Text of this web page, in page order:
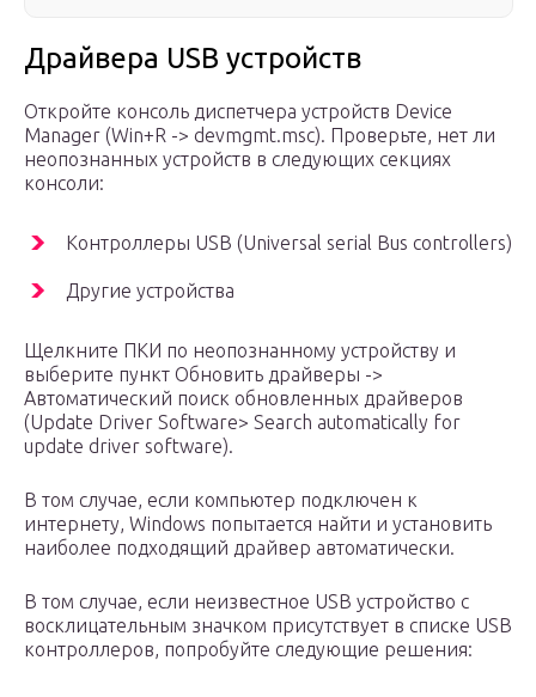
Драйвера USB устройств
Откройте консоль диспетчера устройств Device
Manager (Win+R -> devmgmt.msc). Проверьте, нет ли
неопознанных устройств в следующих секциях
консоли:
Контроллеры USB (Universal serial Bus controllers)
Другие устройства
Щелкните ПКИ по неопознанному устройству и
выберите пункт Обновить драйверы ->
Автоматический поиск обновленных драйверов
(Update Driver Software> Search automatically for
update driver software).
В том случае, если компьютер подключен к
интернету, Windows попытается найти и установить
наиболее подходящий драйвер автоматически.
В том случае, если неизвестное USB устройство с
восклицательным значком присутствует в списке USB
контроллеров, попробуйте следующие решения: